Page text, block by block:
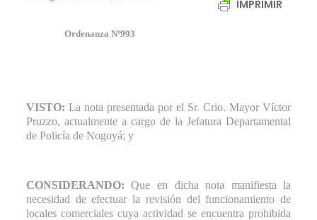
IMPRIMIR
Ordenanza Nº993
VISTO: La nota presentada por el Sr. Crio. Mayor Víctor
Pruzzo, actualmente a cargo de la Jefatura Departamental
de Policía de Nogoyá; y
CONSIDERANDO: Que en dicha nota manifiesta la
necesidad de efectuar la revisión del funcionamiento de
locales comerciales cuya actividad se encuentra prohibida